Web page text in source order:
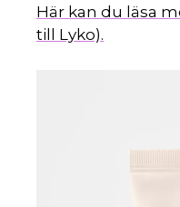
Här kan du läsa
till Lyko).